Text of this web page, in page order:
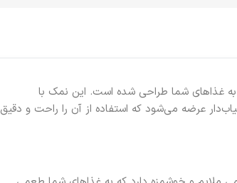
غذاهای شما طراحی شده است. این نمک با
عرضه می‌شود که استفاده از آن را راحت و دقیق